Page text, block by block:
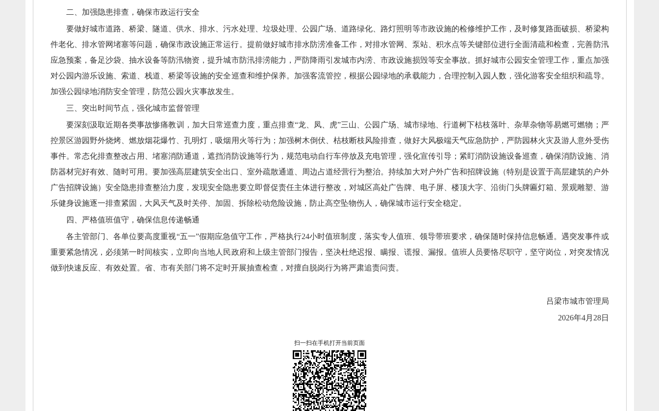
二、 加强隐患排查， 确保市政运行安全
要做好城市道路、 桥梁、 隧道、供水、排水、污水处理、 垃圾处理、 公园广场、道路绿化、 路灯照明等市政设施的检修维护工作， 及时修复路面破损、 桥梁构
件老化、 排水管网堵塞等问题，确保市政设施正常运行。 提前做好城市排水防涝准备工作， 对排水管网、 泵站、 积水点等关键部位进行全面清疏和检查， 完善防汛
应急预案， 备足沙袋、 抽水设备等防汛物资，提升城市防汛排涝能力， 严防降雨引发城市内涝、市政设施损毁等安全事故。 抓好城市公园安全管理工作，重点加强
对公园内游乐设施、 索道、栈道、桥梁等设施的安全巡查和维护保养。 加强客流管控，根据公园绿地的承载能力， 合理控制入园人数，强化游客安全组织和疏导。
加强公园绿地消防安全管理， 防范公园火灾事故发生。
三、 突出时间节点， 强化城市监督管理
要深刻汲取近期各类事故惨痛教训， 加大日常巡查力度，重点排查“龙、 凤、 虎”三山、公园广场、 城市绿地、行道树下枯枝落叶、 杂草杂物等易燃可燃物； 严
控景区游园野外烧烤、 燃放烟花爆竹、孔明灯， 吸烟用火等行为； 加强树木倒伏、枯枝断枝风险排查，做好大风极端天气应急防护， 严防园林火灾及游人意外受伤
事件。 常态化排查整改占用、堵塞消防通道，遮挡消防设施等行为， 规范电动自行车停放及充电管理，强化宣传引导； 紧盯消防设施设备巡查，确保消防设施、 消
防器材完好有效、
随时可用。要加强高层建筑安全出口、 室外疏散通道、 周边占道经营行为整治。持续加大对户外广告和招牌设施（特别是设置于高层建筑的户外
广告招牌设施）安全隐患排查整治力度， 发现安全隐患要立即督促责任主体进行整改， 对城区高处广告牌、 电子屏、 楼顶大字、 沿街门头牌匾灯箱、景观雕塑、 游
乐健身设施逐一排查紧固， 大风天气及时关停、 加固、 拆除松动危险设施， 防止高空坠物伤人， 确保城市运行安全稳定。
四、 严格值班值守， 确保信息传递畅通
各主管部门、 各单位要高度重视“五一”假期应急值守工作， 严格执行24小时值班制度，落实专人值班、 领导带班要求，确保随时保持信息畅通。遇突发事件或
重要紧急情况， 必须第一时间核实， 立即向当地人民政府和上级主管部门报告， 坚决杜绝迟报、瞒报、谎报、 漏报。 值班人员要恪尽职守， 坚守岗位， 对突发情况
做到快速反应、 有效处置。 省、 市有关部门将不定时开展抽查检查， 对擅自脱岗行为将严肃追责问责。
吕梁市城市管理局
2026年4月28日
扫一扫在手机打开当前页面